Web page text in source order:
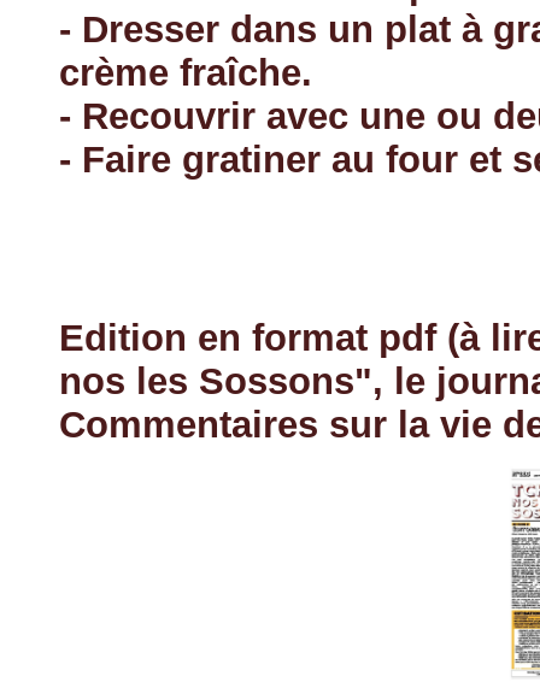
- Dresser dans un plat à
crème fraîche.
- Recouvrir avec une ou
- Faire gratiner au four et
Edition en format pdf (à
nos les Sossons", le
Commentaires sur la vie